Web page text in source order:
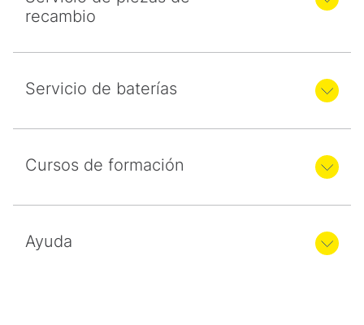
recambio
Servicio de baterías
Cursos de formación
Ayuda